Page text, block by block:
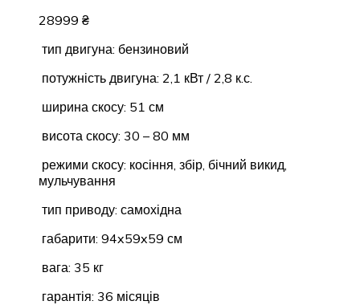
28999 ₴
тип двигуна: бензиновий
потужність двигуна: 2,1 кВт / 2,8 к.с.
ширина скосу: 51 см
висота скосу: 30 – 80 мм
режими скосу: косіння, збір, бічний викид,
мульчування
тип приводу: самохідна
габарити: 94x59x59 см
вага: 35 кг
гарантія: 36 місяців